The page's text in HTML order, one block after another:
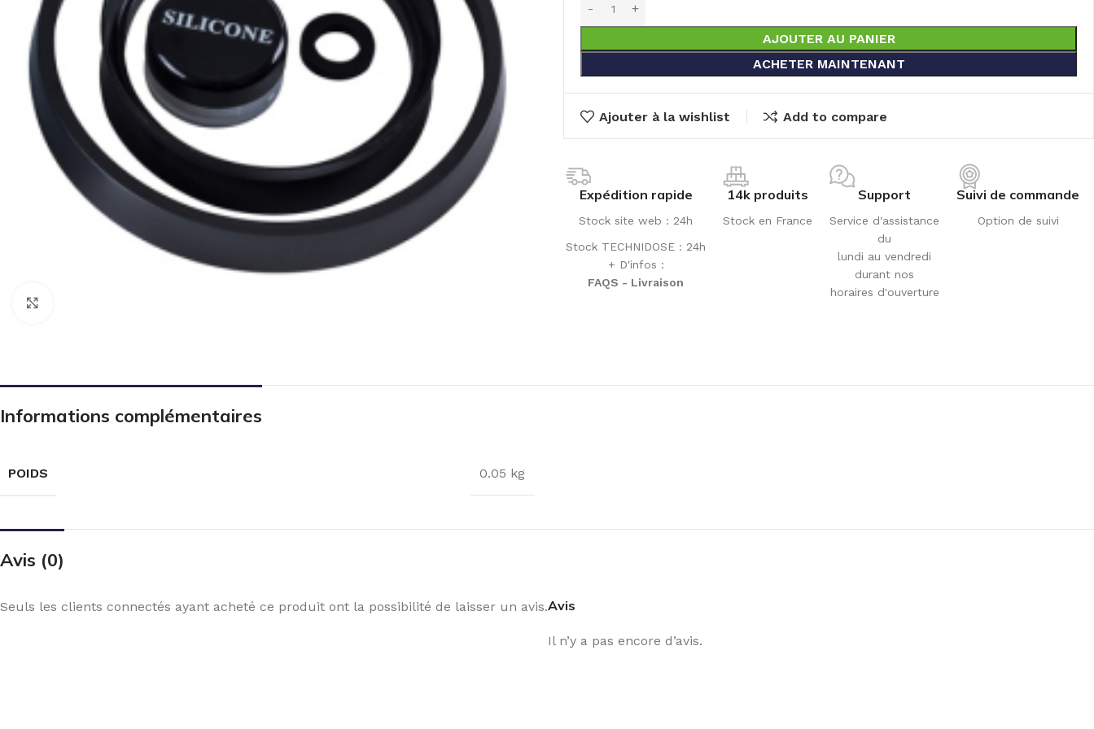
AJOUTER AU PANIER
ACHETER MAINTENANT
Ajouter à la wishlist Add to compare
Expédition rapide
Stock site web : 24h
Stock TECHNIDOSE : 24h
+ D'infos :
FAQS - Livraison
14k produits
Stock en France
Support
Service d'assistance
du
lundi au vendredi
durant nos
horaires d'ouverture
Suivi de commande
Option de suivi
Informations complémentaires
POIDS 0.05 kg
Avis (0)
Avis
Il n’y a pas encore d’avis.
Seuls les clients connectés ayant acheté ce produit ont la possibilité de laisser un avis.